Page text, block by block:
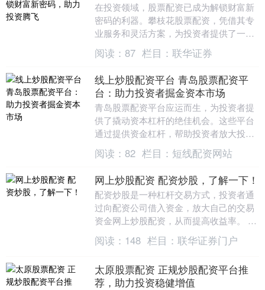
在投资领域，股票配资已成为解锁财富新
密码的利器。攀枝花股票配资，凭借其专
业服务和灵活方案，为投资者提供了一条
助力投资腾飞的捷径。 * 查看公司公告，
了解配股比例....
阅读： 87 栏目： 联华证券
线上炒股配资平台 青岛股票配资平
台：助力投资者掘金资本市场
青岛股票配资平台应运而生，为投资者提
供了撬动资本杠杆的绝佳机会。这些平台
通过提供资金杠杆，帮助投资者放大投资
收益，从而在资本市场中掘金。 然而，配
资也存在风险。....
阅读： 82 栏目： 短线配资网站
网上炒股配资 配资炒股，了解一下！
配资炒股是一种杠杆交易方式，投资者通
过向配资公司借入资金，放大自己的交易
资金网上炒股配资，从而提高收益率。 *
**高杠杆率：**平台提供高达 10 倍的杠杆
率....
阅读： 148 栏目： 联华证券门户
太原股票配资 正规炒股配资平台推
荐，助力投资稳健增值